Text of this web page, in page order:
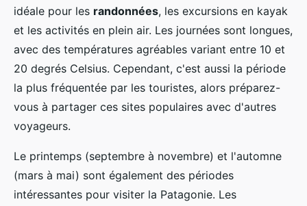
idéale pour les randonnées, les excursions en kayak
et les activités en plein air. Les journées sont longues,
avec des températures agréables variant entre 10 et
20 degrés Celsius. Cependant, c'est aussi la période
la plus fréquentée par les touristes, alors préparez-
vous à partager ces sites populaires avec d'autres
voyageurs.
Le printemps (septembre à novembre) et l'automne
(mars à mai) sont également des périodes
intéressantes pour visiter la Patagonie. Les